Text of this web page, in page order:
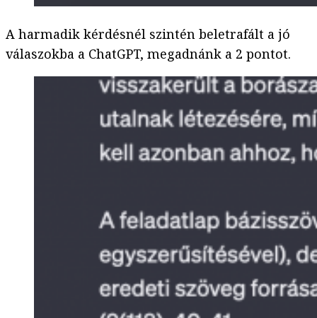
A harmadik kérdésnél szintén beletrafált a jó
válaszokba a ChatGPT, megadnánk a 2 pontot.